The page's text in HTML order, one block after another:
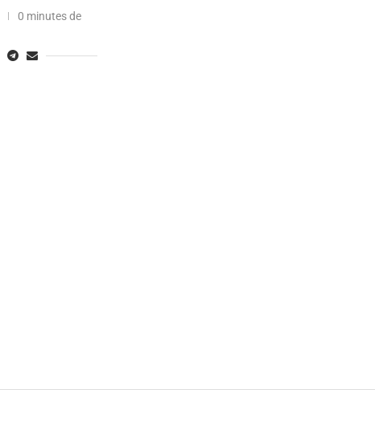
0 minutes de